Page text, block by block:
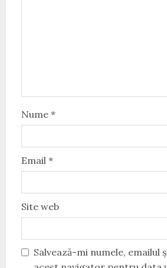
Nume *
Email *
Site web
Salvează-mi numele, emailul